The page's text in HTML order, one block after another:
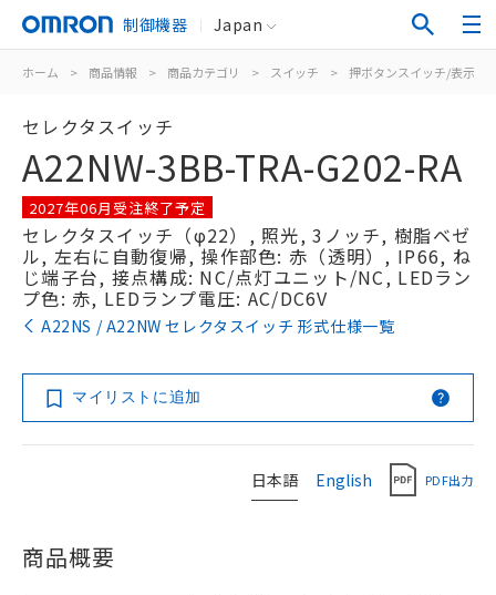
制御機器 Japan
ホーム > 商品情報 > 商品カテゴリ > スイッチ > 押ボタンスイッチ/表示灯
セレクタスイッチ
A22NW-3BB-TRA-G202-RA
2027年06月受注終了予定
セレクタスイッチ（φ22）, 照光, 3ノッチ, 樹脂ベゼ
ル, 左右に自動復帰, 操作部色: 赤（透明）, IP66, ね
じ端子台, 接点構成: NC/点灯ユニット/NC, LEDラン
プ色: 赤, LEDランプ電圧: AC/DC6V
A22NS / A22NW セレクタスイッチ 形式仕様一覧
マイリストに追加
日本語 English PDF出力
商品概要